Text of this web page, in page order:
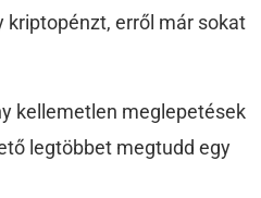
erről már sokat
kellemetlen meglepetések
legtöbbet megtudd egy